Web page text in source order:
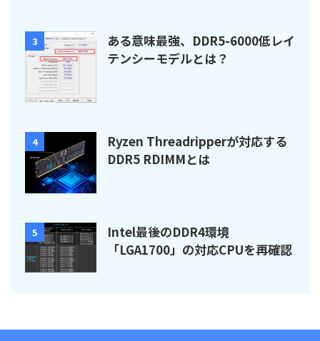
3
ある意味最強、DDR5-6000低レイ
テンシーモデルとは？
4
Ryzen Threadripperが対応する
DDR5 RDIMMとは
5
Intel最後のDDR4環境
「LGA1700」の対応CPUを再確認